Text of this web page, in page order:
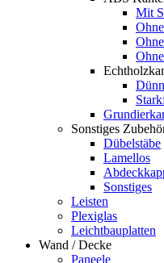
Mit
Sonstiges
Dübelstäbe
Lamellos
Sonstiges
Leisten
Plexiglas
Leichtbauplatten
Wand / Decke
Paneele